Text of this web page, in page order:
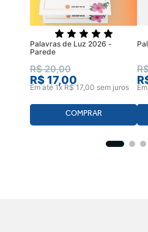
Palavras de Luz 2026 -
Parede
R$ 20,00
R$17,00
Em até 1x R$ 17 00 sem juros